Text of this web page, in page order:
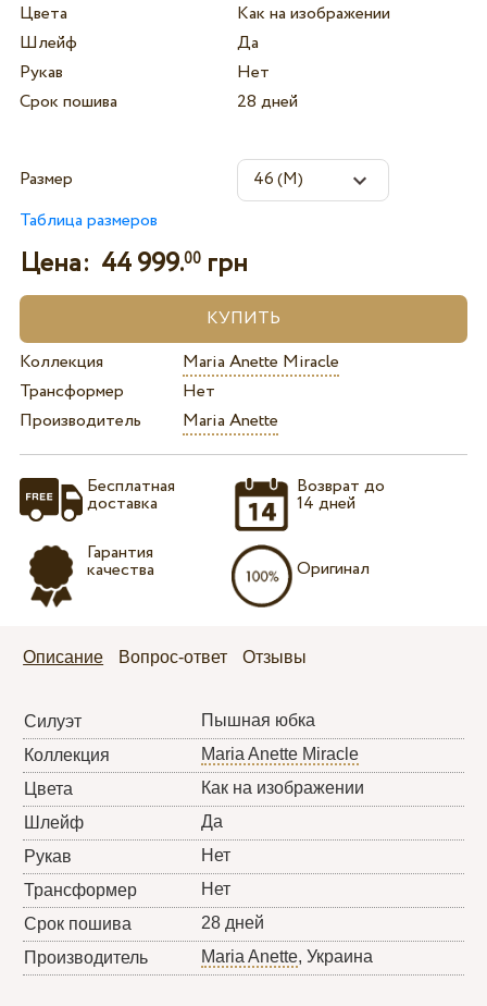
Цвета
Как на изображении
Шлейф
Да
Рукав
Нет
Срок пошива
28 дней
Размер
Таблица размеров
Цена: 44 999.00грн
Коллекция
Maria Anette Miracle
Трансформер
Нет
Производитель
Maria Anette
Бесплатная
доставка
Гарантия
качества
Возврат до
14 дней
Оригинал
Описание Вопрос-ответ Отзывы
Силуэт
Пышная юбка
Коллекция
Maria Anette Miracle
Цвета
Как на изображении
Шлейф
Да
Рукав
Нет
Трансформер
Нет
Срок пошива
28 дней
Производитель
Maria Anette, Украина